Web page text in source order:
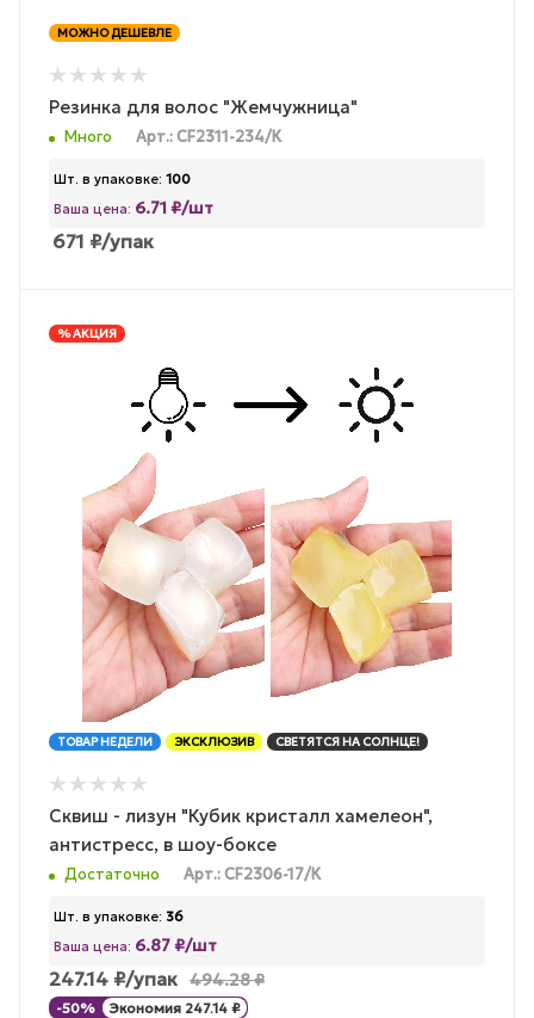
МОЖНО ДЕШЕВЛЕ
Резинка для волос "Жемчужница"
Много Арт.: CF2311-234/К
Шт. в упаковке: 100
Ваша цена: 6.71 ₽/шт
671 ₽/упак
% АКЦИЯ
ТОВАР НЕДЕЛИ ЭКСКЛЮЗИВ СВЕТЯТСЯ НА СОЛНЦЕ!
Сквиш - лизун "Кубик кристалл хамелеон",
антистресс, в шоу-боксе
Достаточно Арт.: CF2306-17/К
Шт. в упаковке: 36
Ваша цена: 6.87 ₽/шт
247.14 ₽/упак 494.28₽
-50% Экономия 247.14 ₽